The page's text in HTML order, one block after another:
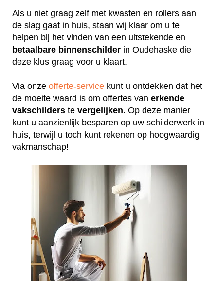
Als u niet graag zelf met kwasten en rollers aan
de slag gaat in huis, staan wij klaar om u te
helpen bij het vinden van een uitstekende en
betaalbare binnenschilder in Oudehaske die
deze klus graag voor u klaart.
Via onze offerte-service kunt u ontdekken dat het
de moeite waard is om offertes van erkende
vakschilders te vergelijken. Op deze manier
kunt u aanzienlijk besparen op uw schilderwerk in
huis, terwijl u toch kunt rekenen op hoogwaardig
vakmanschap!